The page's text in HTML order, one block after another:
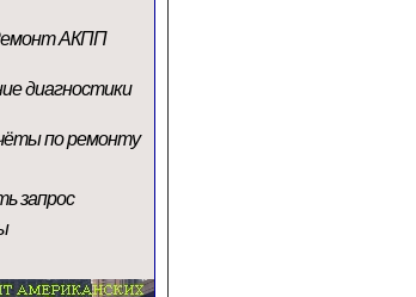
АКПП
диагностики
по ремонту
запрос